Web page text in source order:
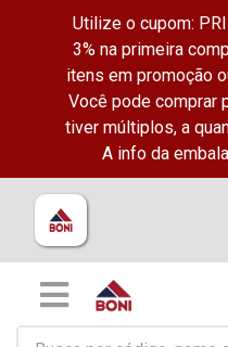
Utilize o cupom:
3% na primeira
itens em promoção
Você pode comprar
tiver múltiplos, a
A info da